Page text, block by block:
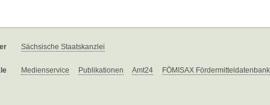
Sächsische Staatskanzlei
Medienservice Publikationen Amt24 FÖMISAX Fördermitteldatenbank